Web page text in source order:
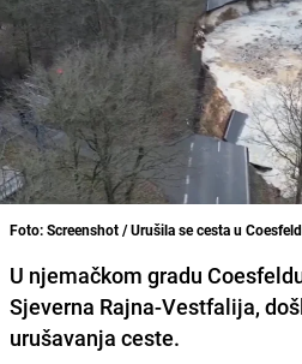
Foto: Screenshot / Urušila se cesta u
U njemačkom gradu
Sjeverna Rajna-Vestfalija,
urušavanja ceste.